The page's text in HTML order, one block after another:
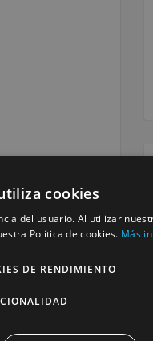
Siguiente »
cookies
del usuario. Al utilizar
Política de cookies. Más
DE RENDIMIENTO